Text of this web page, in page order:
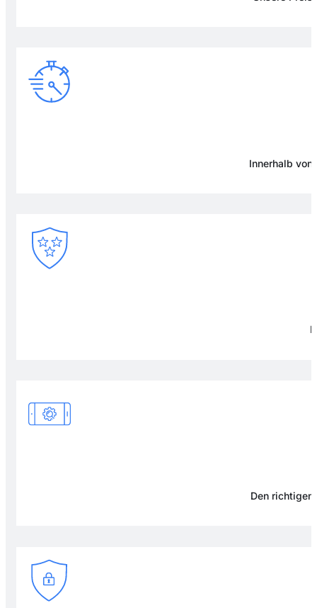
Innerhalb
Den